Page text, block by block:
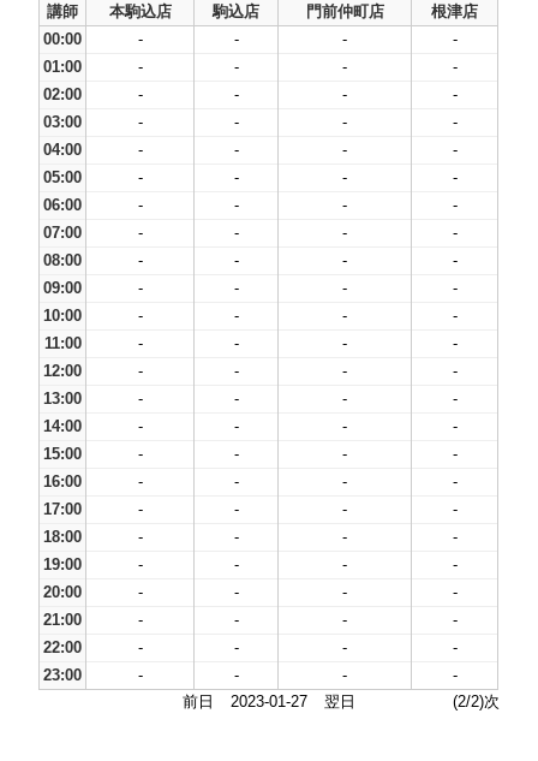
講師
本駒込店 駒込店 門前仲町店
根津店
00:00
- - -
-
01:00
- - -
-
02:00
- - -
-
03:00
- - -
-
04:00
- - -
-
05:00
- - -
-
06:00
- - -
-
07:00
- - -
-
08:00
- - -
-
09:00
- - -
-
10:00
- - -
-
11:00
- - -
-
12:00
- - -
-
13:00
- - -
-
14:00
- - -
-
15:00
- - -
-
16:00
- - -
-
17:00
- - -
-
18:00
- - -
-
19:00
- - -
-
20:00
- - -
-
21:00
- - -
-
22:00
- - -
-
23:00
- - -
-
前日
2023-01-27 翌日 (2/2)次